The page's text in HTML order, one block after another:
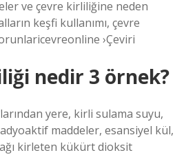
ve çevre kirliliğine neden
keşfi kullanımı, çevre
›Çeviri
nedir 3 örnek?
yere, kirli sulama suyu,
maddeler, esansiyel kül,
kirleten kükürt dioksit